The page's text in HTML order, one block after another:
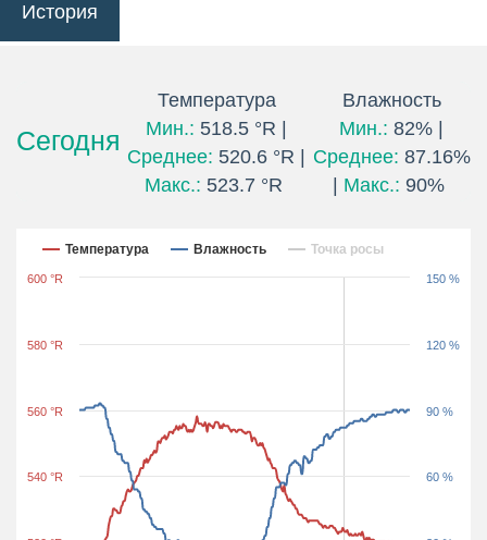
История
Сегодня
Температура
Мин.: 518.5 °R |
Среднее: 520.6 °R |
Макс.: 523.7 °R
Влажность
Мин.: 82% |
Среднее: 87.16%
Макс.: 90%
Последние 24 часа
Температура Влажность Точка росы
540 °R
560 °R
580 °R
600 °R
60 %
90 %
120 %
150 %